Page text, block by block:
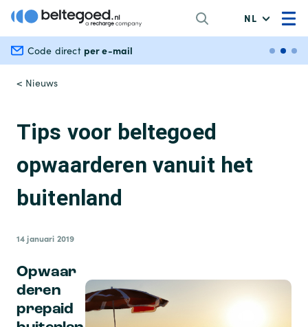
NL
Code direct per e-mail
< Nieuws
Tips voor beltegoed
opwaarderen vanuit het
buitenland
14 januari 2019
Opwaar
deren
prepaid